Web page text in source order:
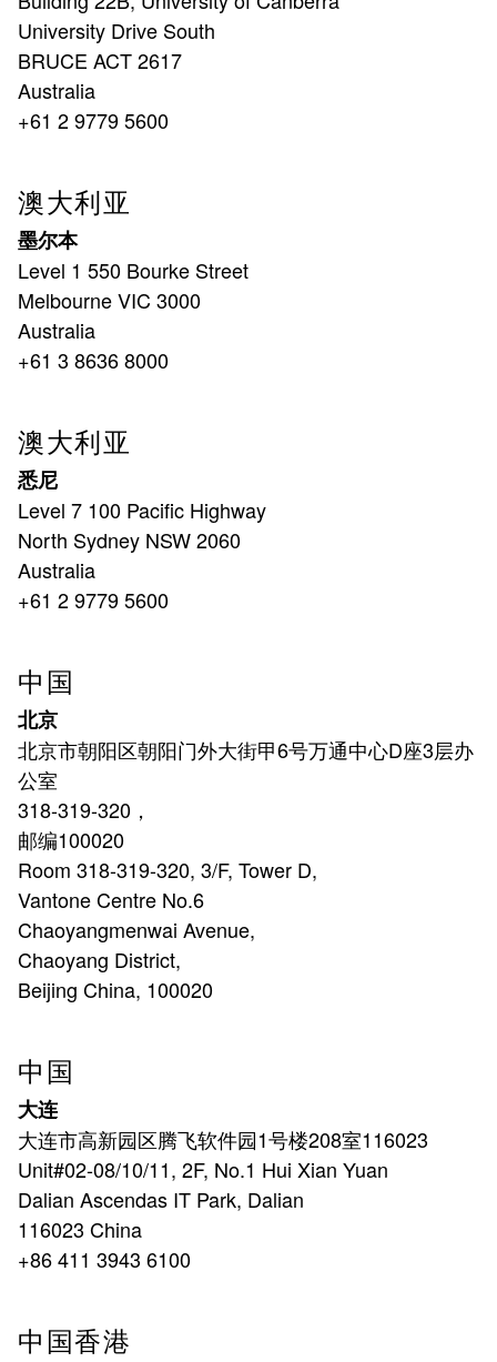
University Drive South
BRUCE ACT 2617
Australia
+61 2 9779 5600
澳大利亚
墨尔本
Level 1 550 Bourke Street
Melbourne VIC 3000
Australia
+61 3 8636 8000
澳大利亚
悉尼
Level 7 100 Pacific Highway
North Sydney NSW 2060
Australia
+61 2 9779 5600
中国
北京
北京市朝阳区朝阳门外大街甲6号万通中心D座3层办
公室
318-319-320，
邮编100020
Room 318-319-320, 3/F, Tower D,
Vantone Centre No.6
Chaoyangmenwai Avenue,
Chaoyang District,
Beijing China, 100020
中国
大连
大连市高新园区腾飞软件园1号楼208室116023
Unit#02-08/10/11, 2F, No.1 Hui Xian Yuan
Dalian Ascendas IT Park, Dalian
116023 China
+86 411 3943 6100
中国香港